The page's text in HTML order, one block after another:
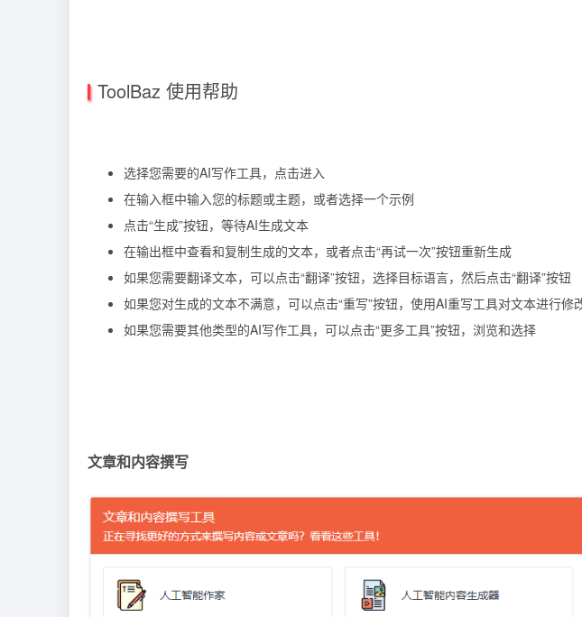
ToolBaz 使用帮助
选择您需要的AI写作工具，点击进入
在输入框中输入您的标题或主题，或者选择一个示例
点击“生成”按钮，等待AI生成文本
在输出框中查看和复制生成的文本，或者点击“再试一次”按钮重新生成
如果您需要翻译文本，可以点击“翻译”按钮，选择目标语言，然后点击“翻译”按钮
如果您对生成的文本不满意，可以点击“重写”按钮，使用AI重写工具对文本进行修
如果您需要其他类型的AI写作工具，可以点击“更多工具”按钮，浏览和选择
文章和内容撰写